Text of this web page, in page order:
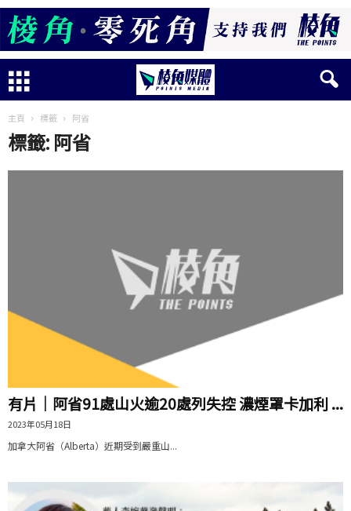
主頁 標籤 阿省
標籤: 阿省
有片│阿省91處山火逾20處列失控 濃煙罩卡加利 ...
2023年05月18日
加拿大阿省（Alberta）近期受到嚴重山...